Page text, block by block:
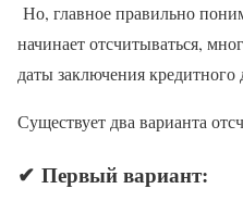
Но, главное правильно
начинает отсчитываться,
даты заключения кредитного
Существует два варианта
✔ Первый вариант: